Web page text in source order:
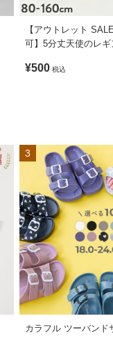
【アウトレット
可】5分丈天使のレギ
¥500 税込
3
カラフル ツーバンド